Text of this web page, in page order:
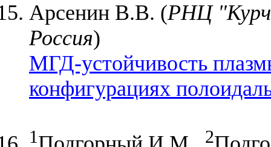
Арсенин В.В. (РНЦ
Россия)
МГД-устойчивость
конфигурациях
1 2